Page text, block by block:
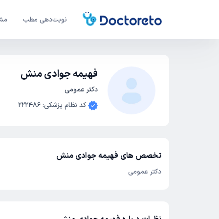
نوبت‌دهی مطب
فهیمه جوادی منش
دکتر عمومی
کد نظام پزشکی:
222486
تخصص های فهیمه جوادی منش
دکتر عمومی